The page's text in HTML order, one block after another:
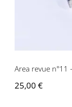
Area revue n°11
25,00 €